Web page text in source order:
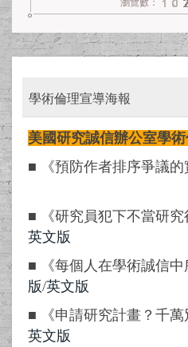
瀏覽數：
學術倫理宣導海報
美國研究誠信辦公室學
■ 《預防作者排序爭議的
■ 《研究員犯下不當研究
英文版
■ 《每個人在學術誠信中
版/英文版
■ 《申請研究計畫？千萬
英文版